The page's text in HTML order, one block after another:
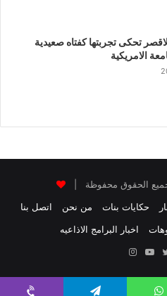
تحكى تجربتها كفتاه صعيدية
الامريكية
حكايات بنات من نحن
اتصل بنا
اخبار البرامج الاذاعيه
Twitter
YouTube
Instagram